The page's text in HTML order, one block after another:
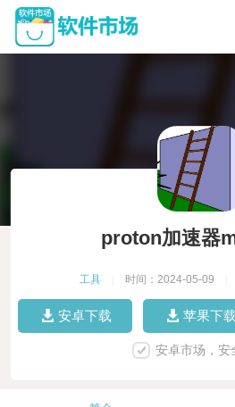
proton加速器
工具 时间：2024-05-09
安卓下载 苹果下载
安卓市场，安